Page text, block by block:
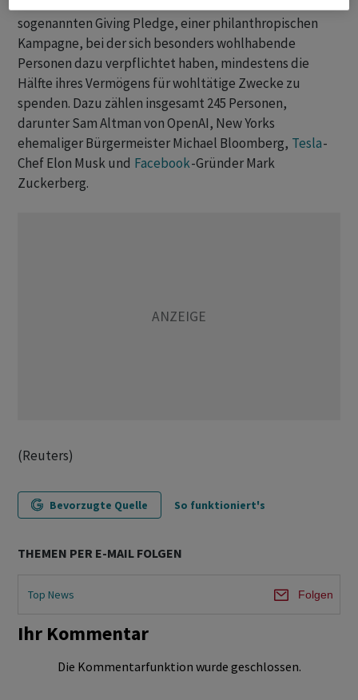
sogenannten Giving Pledge, einer philanthropischen
Kampagne, bei der sich besonders wohlhabende
Personen dazu verpflichtet haben, mindestens die
Hälfte ihres Vermögens für wohltätige Zwecke zu
spenden. Dazu zählen insgesamt 245 Personen,
darunter Sam Altman von OpenAI, New Yorks
ehemaliger Bürgermeister Michael Bloomberg, Tesla-
Chef Elon Musk und Facebook-Gründer Mark
Zuckerberg.
(Reuters)
Bevorzugte Quelle So funktioniert's
THEMEN PER E-MAIL FOLGEN
Top News Folgen
Ihr Kommentar
Die Kommentarfunktion wurde geschlossen.